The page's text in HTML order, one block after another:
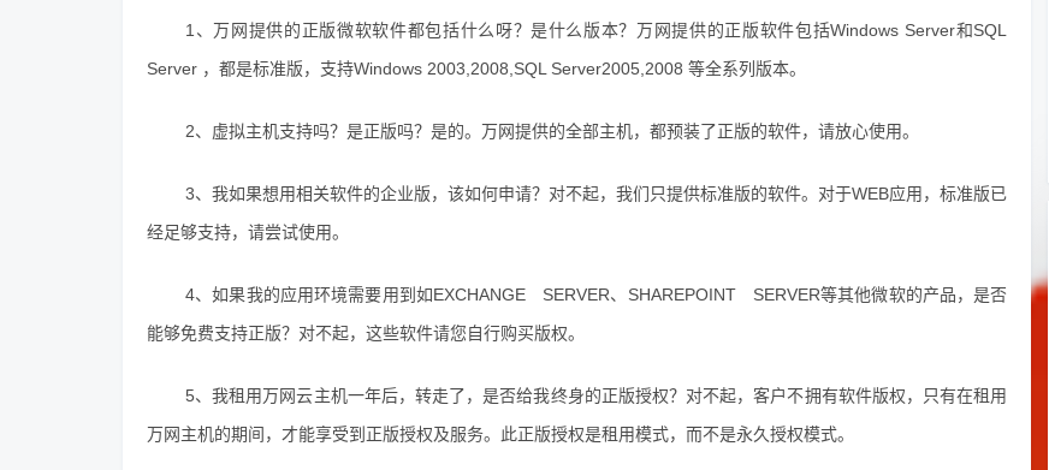
1、万网提供的正版微软软件都包括什么呀？是什么版本？万网提供的正版软件包括Windows Server和SQL
Server ，都是标准版，支持Windows 2003,2008,SQL Server2005,2008 等全系列版本。
2、虚拟主机支持吗？是正版吗？是的。万网提供的全部主机，都预装了正版的软件，请放心使用。
3、我如果想用相关软件的企业版，该如何申请？对不起，我们只提供标准版的软件。对于WEB应用，标准版已
经足够支持，请尝试使用。
4、如果我的应用环境需要用到如EXCHANGE SERVER、SHAREPOINT SERVER等其他微软的产品，是否
能够免费支持正版？对不起，这些软件请您自行购买版权。
5、我租用万网云主机一年后，转走了，是否给我终身的正版授权？对不起，客户不拥有软件版权，只有在租用
万网主机的期间，才能享受到正版授权及服务。此正版授权是租用模式，而不是永久授权模式。